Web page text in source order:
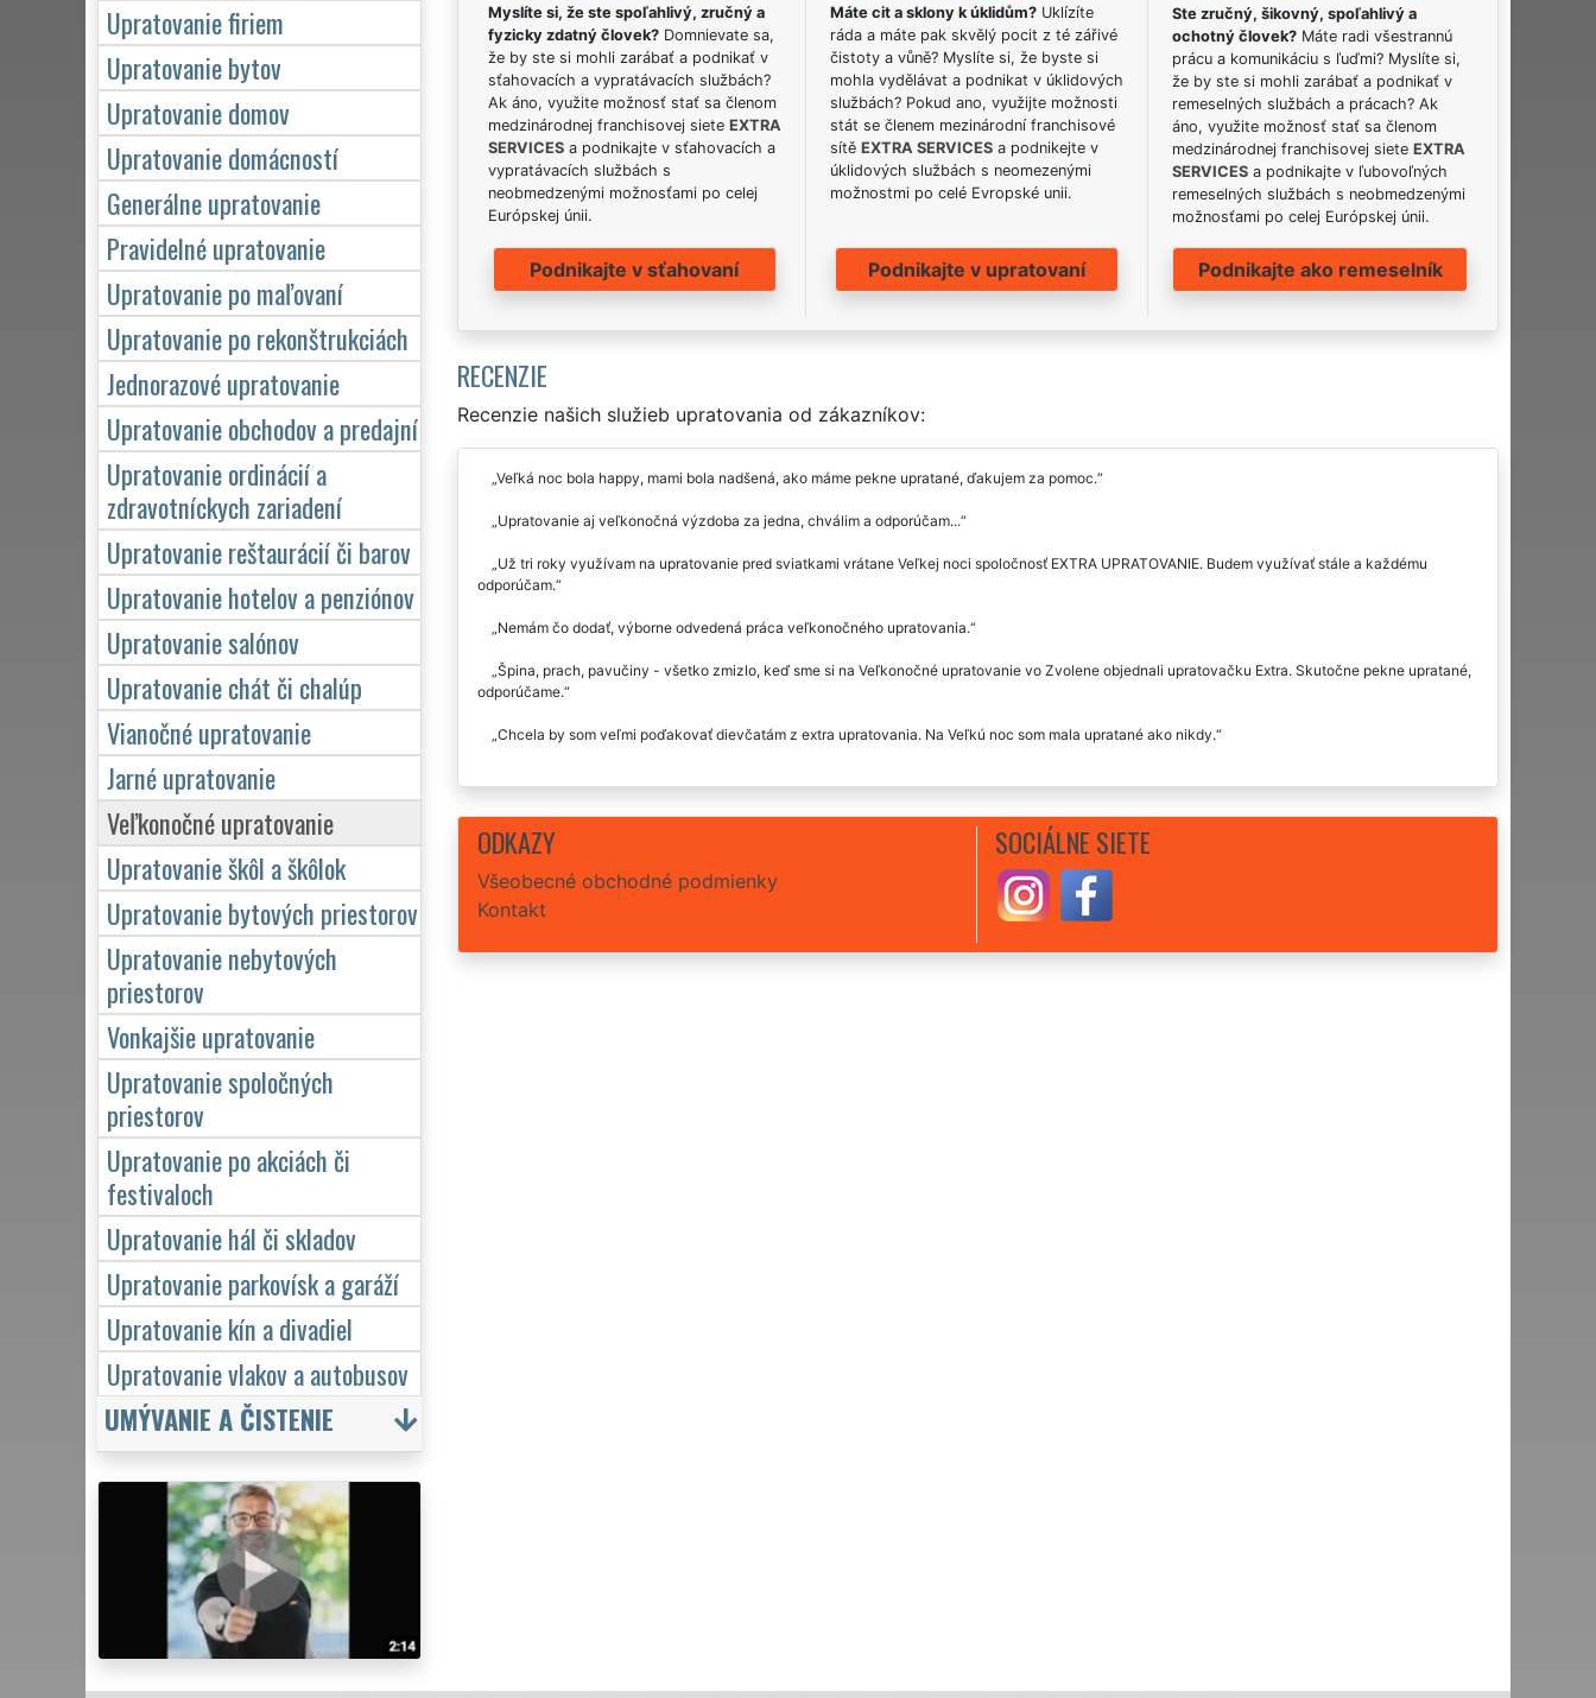
Myslíte si, že ste spoľahlivý, zručný a
fyzicky zdatný človek?Domnievate sa,
že by ste si mohli zarábať a podnikať v
sťahovacích a vypratávacích službách?
Ak áno, využite možnosť stať sa členom
medzinárodnej franchisovej siete EXTRA
SERVICESa podnikajte v sťahovacích a
vypratávacích službách s
neobmedzenými možnosťami po celej
Európskej únii.
Podnikajte v sťahovaní
Máte cit a sklony k úklidům?Uklízíte
ráda a máte pak skvělý pocit z té zářivé
čistoty a vůně? Myslíte si, že byste si
mohla vydělávat a podnikat v úklidových
službách? Pokud ano, využijte možnosti
stát se členem mezinárodní franchisové
sítě EXTRA SERVICESa podnikejte v
úklidových službách s neomezenými
možnostmi po celé Evropské unii.
Podnikajte v upratovaní
Ste zručný, šikovný, spoľahlivý a
ochotný človek? Máte radi všestrannú
prácu a komunikáciu s ľuďmi? Myslíte si,
že by ste si mohli zarábať a podnikať v
remeselných službách a prácach? Ak
áno, využite možnosť stať sa členom
medzinárodnej franchisovej sieteEXTRA
SERVICES a podnikajte v ľubovoľných
remeselných službách s neobmedzenými
možnosťami po celej Európskej únii.
Podnikajte ako remeselník
RECENZIE
Recenzie našich služieb upratovania od zákazníkov:
Veľká noc bola happy, mami bola nadšená, ako máme pekne upratané, ďakujem za pomoc.
Upratovanie aj veľkonočná výzdoba za jedna, chválim a odporúčam...
Už tri roky využívam na upratovanie pred sviatkami vrátane Veľkej noci spoločnosť EXTRA UPRATOVANIE. Budem využívať stále a každému
odporúčam.
Nemám čo dodať, výborne odvedená práca veľkonočného upratovania.
Špina, prach, pavučiny - všetko zmizlo, keď sme si na Veľkonočné upratovanie vo Zvolene objednali upratovačku Extra. Skutočne pekne upratané,
odporúčame.
Chcela by som veľmi poďakovať dievčatám z extra upratovania. Na Veľkú noc som mala upratané ako nikdy.
ODKAZY
Všeobecné obchodné podmienky
Kontakt
SOCIÁLNE SIETE
Upratovanie firiem
Upratovanie bytov
Upratovanie domov
Upratovanie domácností
Generálne upratovanie
Pravidelné upratovanie
Upratovanie po maľovaní
Upratovanie po rekonštrukciách
Jednorazové upratovanie
Upratovanie obchodov a predajní
Upratovanie ordinácií a
zdravotníckych zariadení
Upratovanie reštaurácií či barov
Upratovanie hotelov a penziónov
Upratovanie salónov
Upratovanie chát či chalúp
Vianočné upratovanie
Jarné upratovanie
Veľkonočné upratovanie
Upratovanie škôl a škôlok
Upratovanie bytových priestorov
Upratovanie nebytových
priestorov
Vonkajšie upratovanie
Upratovanie spoločných
priestorov
Upratovanie po akciách či
festivaloch
Upratovanie hál či skladov
Upratovanie parkovísk a garáží
Upratovanie kín a divadiel
Upratovanie vlakov a autobusov
UMÝVANIE A ČISTENIE